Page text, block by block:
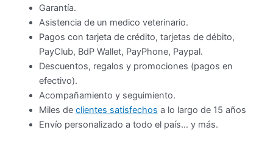
Garantía.
Asistencia de un medico veterinario.
Pagos con tarjeta de crédito, tarjetas de débito,
PayClub, BdP Wallet, PayPhone, Paypal.
Descuentos, regalos y promociones (pagos en
efectivo).
Acompañamiento y seguimiento.
Miles de clientes satisfechos a lo largo de 15 años
Envío personalizado a todo el país… y más.